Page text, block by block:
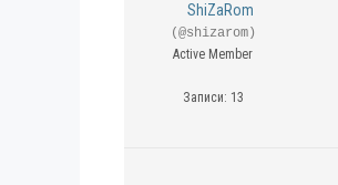
ShiZaRom
(@shizarom)
Active Member
Записи: 13